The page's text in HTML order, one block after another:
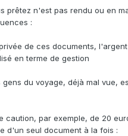
prêtez n'est pas rendu ou en
:
de ces documents,
en terme de gestion
du voyage, déjà mal vue,
caution, par exemple, de 20
d'un seul document à la fois :